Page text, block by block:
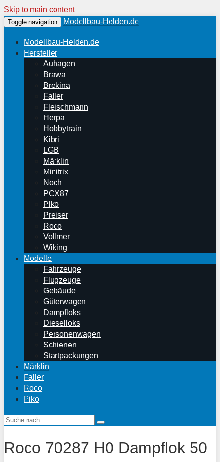
Skip to main content
Toggle navigation Modellbau-Helden.de
Modellbau-Helden.de
Hersteller
Auhagen
Brawa
Brekina
Faller
Fleischmann
Herpa
Hobbytrain
Kibri
LGB
Märklin
Minitrix
Noch
PCX87
Piko
Preiser
Roco
Vollmer
Wiking
Modelle
Fahrzeuge
Flugzeuge
Gebäude
Güterwagen
Dampfloks
Dieselloks
Personenwagen
Schienen
Startpackungen
Märklin
Faller
Roco
Piko
Roco 70287 H0 Dampflok 50